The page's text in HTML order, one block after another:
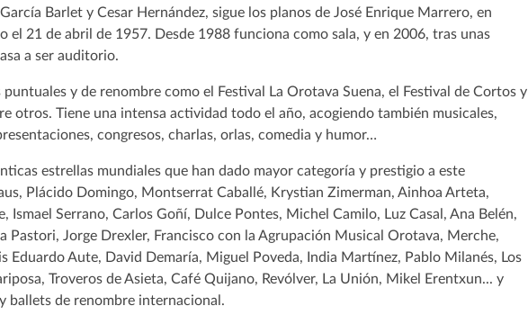
Barlet y Cesar Hernández, sigue los planos de José Enrique Marrero, en
el 21 de abril de 1957. Desde 1988 funciona como sala, y en 2006, tras unas
a ser auditorio.
y de renombre como el Festival La Orotava Suena, el Festival de Cortos y
otros. Tiene una intensa actividad todo el año, acogiendo también musicales,
congresos, charlas, orlas, comedia y humor…
estrellas mundiales que han dado mayor categoría y prestigio a este
Plácido Domingo, Montserrat Caballé, Krystian Zimerman, Ainhoa Arteta,
Ismael Serrano, Carlos Goñí, Dulce Pontes, Michel Camilo, Luz Casal, Ana Belén,
Pastori, Jorge Drexler, Francisco con la Agrupación Musical Orotava, Merche,
Eduardo Aute, David Demaría, Miguel Poveda, India Martínez, Pablo Milanés, Los
Troveros de Asieta, Café Quijano, Revólver, La Unión, Mikel Erentxun... y
ballets de renombre internacional.